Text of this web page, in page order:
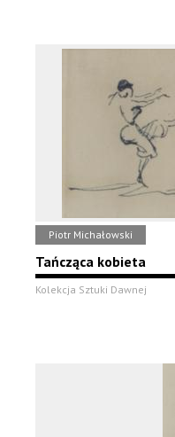
Piotr Michałowski
Tańcząca kobieta
Kolekcja Sztuki Dawnej